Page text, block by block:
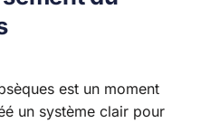
est un moment
un système clair pour